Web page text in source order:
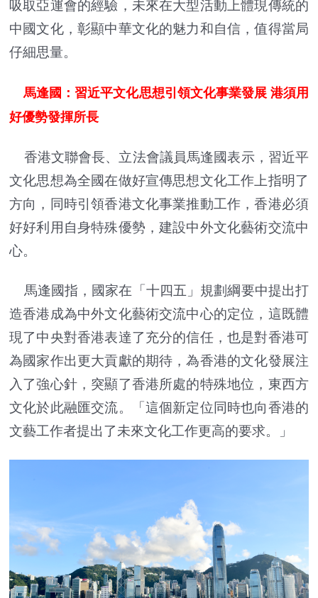
吸取亞運會的經驗，未來在大型活動上體現傳統的
中國文化，彰顯中華文化的魅力和自信，值得當局
仔細思量。
馬逢國：習近平文化思想引領文化事業發展 港須用
好優勢發揮所長
香港文聯會長、立法會議員馬逢國表示，習近平
文化思想為全國在做好宣傳思想文化工作上指明了
方向，同時引領香港文化事業推動工作，香港必須
好好利用自身特殊優勢，建設中外文化藝術交流中
心。
馬逢國指，國家在「十四五」規劃綱要中提出打
造香港成為中外文化藝術交流中心的定位，這既體
現了中央對香港表達了充分的信任，也是對香港可
為國家作出更大貢獻的期待，為香港的文化發展注
入了強心針，突顯了香港所處的特殊地位，東西方
文化於此融匯交流。「這個新定位同時也向香港的
文藝工作者提出了未來文化工作更高的要求。」